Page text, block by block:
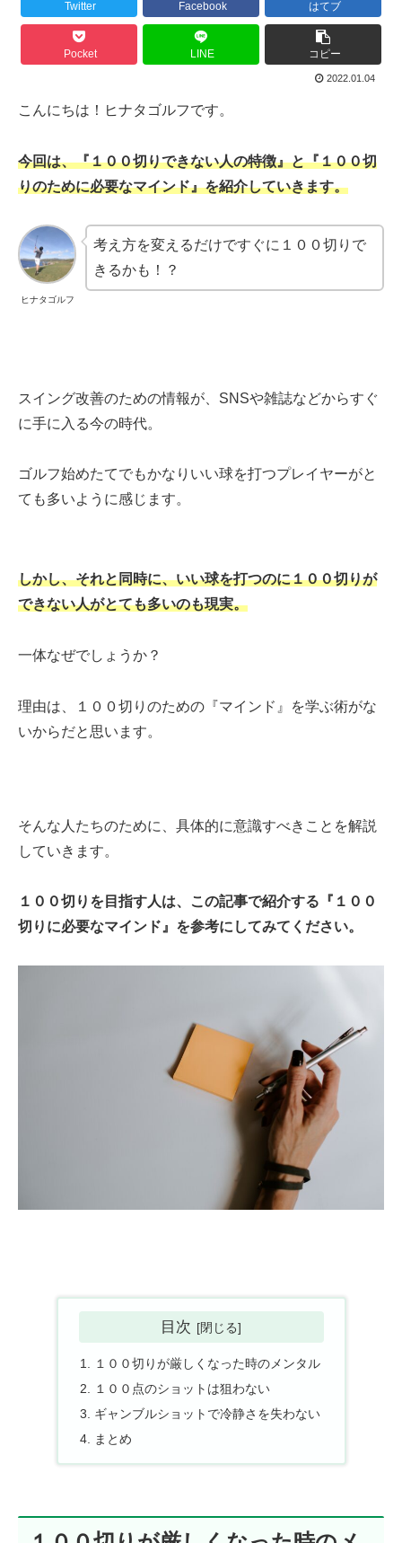
Twitter Facebook はてブ
Pocket LINE コピー
2022.01.04
こんにちは！ヒナタゴルフです。
今回は、『１００切りできない人の特徴』と『１００切
りのために必要なマインド』を紹介していきます。
ヒナタゴルフ
考え方を変えるだけですぐに１００切りで
きるかも！？
スイング改善のための情報が、SNSや雑誌などからすぐ
に手に入る今の時代。
ゴルフ始めたてでもかなりいい球を打つプレイヤーがと
ても多いように感じます。
しかし、それと同時に、いい球を打つのに１００切りが
できない人がとても多いのも現実。
一体なぜでしょうか？
理由は、１００切りのための『マインド』を学ぶ術がな
いからだと思います。
そんな人たちのために、具体的に意識すべきことを解説
していきます。
１００切りを目指す人は、この記事で紹介する『１００
切りに必要なマインド』を参考にしてみてください。
目次
１００切りが厳しくなった時のメンタル
１００点のショットは狙わない
ギャンブルショットで冷静さを失わない
まとめ